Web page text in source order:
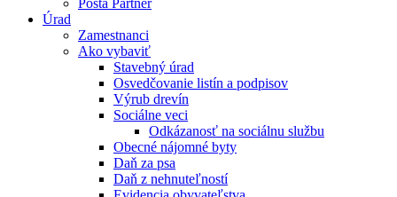
Pošta Partner
Úrad
Zamestnanci
Ako vybaviť
Stavebný úrad
Osvedčovanie listín a podpisov
Výrub drevín
Sociálne veci
Odkázanosť na sociálnu službu
Obecné nájomné byty
Daň za psa
Daň z nehnuteľností